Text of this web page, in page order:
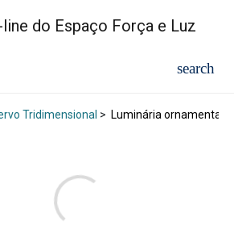
Tridimensional > Luminária ornamental